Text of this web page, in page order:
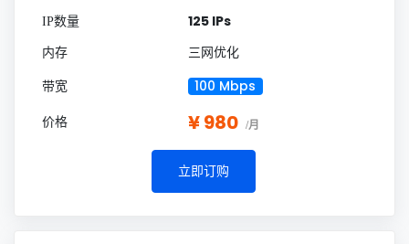
125 IPs
三网优化
100 Mbps
¥ 980 /月
立即订购